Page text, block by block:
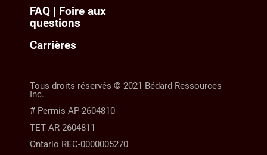
FAQ | Foire aux
questions
Carrières
Tous droits réservés © 2021 Bédard Ressources
Inc.
# Permis AP-2604810
TET AR-2604811
Ontario REC-0000005270